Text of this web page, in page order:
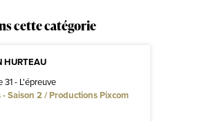
cette catégorie
HURTEAU
31 - L'épreuve
Saison 2 / Productions Pixcom